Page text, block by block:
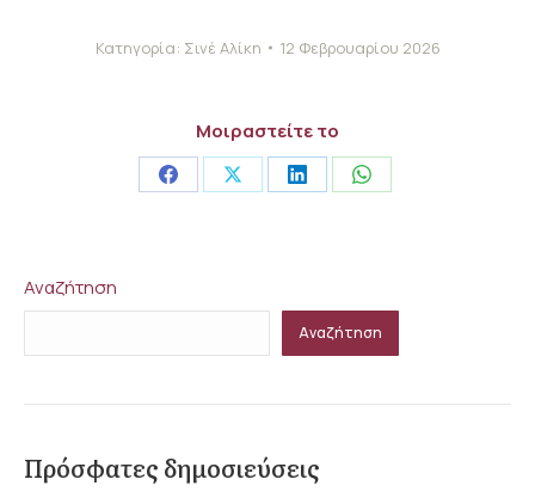
Κατηγορία: Σινέ Αλίκη 12 Φεβρουαρίου 2026
Μοιραστείτε το
Share Share Share Share
Αναζήτηση
Αναζήτηση
Πρόσφατες δημοσιεύσεις